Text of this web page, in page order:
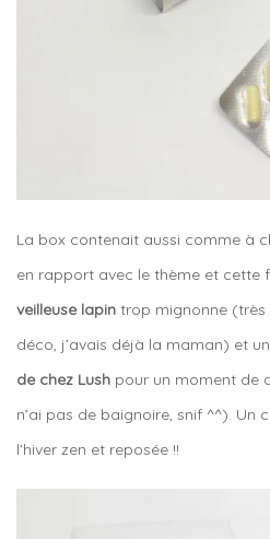
La box contenait aussi comme à
en rapport avec le thème et cette
veilleuse lapin trop mignonne (très
déco, j’avais déjà la maman) et
de chez Lush pour un moment de
n’ai pas de baignoire, snif ^^). Un
l’hiver zen et reposée !!